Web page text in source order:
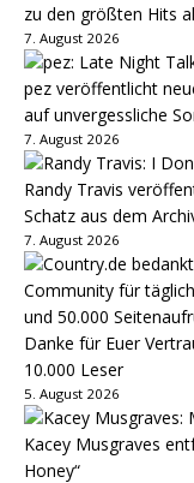
zu den größten Hits
7. August 2026
pez veröffentlicht
auf unvergessliche
7. August 2026
Randy Travis
Schatz aus dem
7. August 2026
Danke für Euer
10.000 Leser
5. August 2026
Kacey Musgraves
Honey“